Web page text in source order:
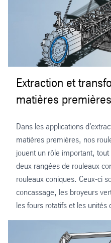
Extraction et
matières premières
Dans les applications
matières premières, nos
jouent un rôle important,
deux rangées de rouleaux
rouleaux coniques. Ceux-ci
concassage, les broyeurs
les fours rotatifs et les unités